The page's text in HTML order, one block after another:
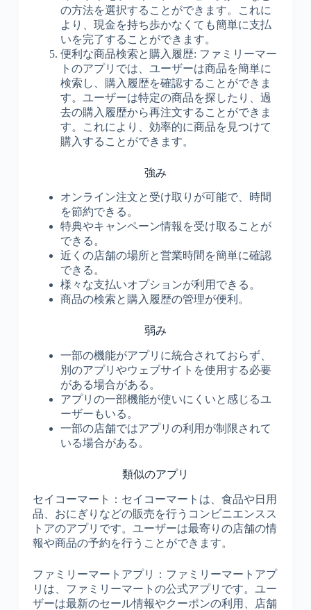
の方法を選択することができます。これに
より、現金を持ち歩かなくても簡単に支払
いを完了することができます。
便利な商品検索と購入履歴: ファミリーマー
トのアプリでは、ユーザーは商品を簡単に
検索し、購入履歴を確認することができま
す。ユーザーは特定の商品を探したり、過
去の購入履歴から再注文することができま
す。これにより、効率的に商品を見つけて
購入することができます。
強み
オンライン注文と受け取りが可能で、時間
を節約できる。
特典やキャンペーン情報を受け取ることが
できる。
近くの店舗の場所と営業時間を簡単に確認
できる。
様々な支払いオプションが利用できる。
商品の検索と購入履歴の管理が便利。
弱み
一部の機能がアプリに統合されておらず、
別のアプリやウェブサイトを使用する必要
がある場合がある。
アプリの一部機能が使いにくいと感じるユ
ーザーもいる。
一部の店舗ではアプリの利用が制限されて
いる場合がある。
類似のアプリ
セイコーマート：セイコーマートは、食品や日用
品、おにぎりなどの販売を行うコンビニエンスス
トアのアプリです。ユーザーは最寄りの店舗の情
報や商品の予約を行うことができます。
ファミリーマートアプリ：ファミリーマートアプ
リは、ファミリーマートの公式アプリです。ユー
ザーは最新のセール情報やクーポンの利用、店舗